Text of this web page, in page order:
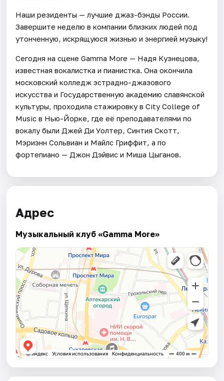
Наши резиденты — лучшие джаз-бэнды России.
Завершите неделю в компании близких людей под
утонченную, искрящуюся жизнью и энергией музыку!
Сегодня на сцене Gamma More — Надя Кузнецова,
известная вокалистка и пианистка. Она окончила
московский колледж эстрадно-джазового
искусства и Государственную академию славянской
культуры, проходила стажировку в City College of
Music в Нью-Йорке, где её преподавателями по
вокалу были Джей Ди Уолтер, Синтия Скотт,
Мэриэнн Сольвиан и Майлс Гриффит, а по
фортепиано — Джон Дэйвис и Миша Цыганов.
Адрес
Музыкальный клуб «Gamma More»